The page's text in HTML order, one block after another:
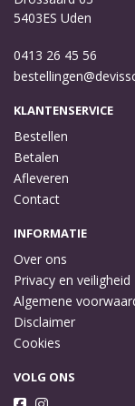
5403ES Uden
0413 26 45 56
KLANTENSERVICE
Bestellen
Betalen
Afleveren
Contact
INFORMATIE
Over ons
Privacy en veiligheid
Algemene
Disclaimer
Cookies
VOLG ONS